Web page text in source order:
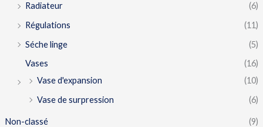
Radiateur
(6)
Régulations
(11)
Séche linge
(5)
Vases
(16)
Vase d'expansion
(10)
Vase de surpression
(6)
Non-classé (9)